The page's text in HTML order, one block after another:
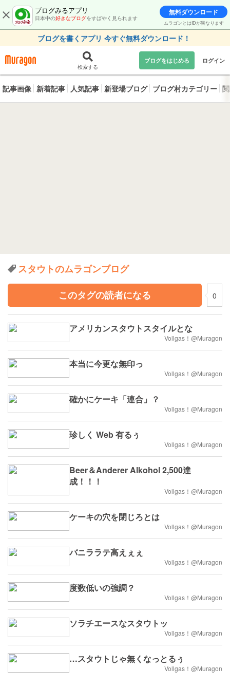
ブログみるアプリ
日本中の好きなブログをすばやく見られます
無料ダウンロード
ムラゴンとはIDが異なります
ブログを書くアプリ 今すぐ無料ダウンロード！
検索する
ブログをはじめる ログイン
記事画像 新着記事 人気記事 新登場ブログ ブログ村カテゴリー
スタウトのムラゴンブログ
このタグの読者になる
0
アメリカンスタウトスタイルとな
Vollgas！@Muragon
本当に今更な無印っ
Vollgas！@Muragon
確かにケーキ「連合」？
Vollgas！@Muragon
珍しく Web 有るぅ
Vollgas！@Muragon
Beer＆Anderer Alkohol 2,500達
成！！！
Vollgas！@Muragon
ケーキの穴を閉じろとは
Vollgas！@Muragon
バニララテ高えぇぇ
Vollgas！@Muragon
度数低いの強調？
Vollgas！@Muragon
ソラチエースなスタウトッ
Vollgas！@Muragon
…スタウトじゃ無くなっとるぅ
Vollgas！@Muragon